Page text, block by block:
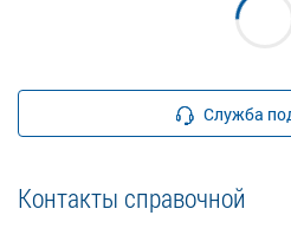
Служба
Контакты справочной